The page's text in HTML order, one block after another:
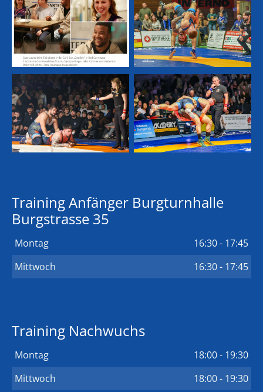
Training Anfänger Burgturnhalle
Burgstrasse 35
Montag
16:30 - 17:45
Mittwoch
16:30 - 17:45
Training Nachwuchs
Montag
18:00 - 19:30
Mittwoch
18:00 - 19:30